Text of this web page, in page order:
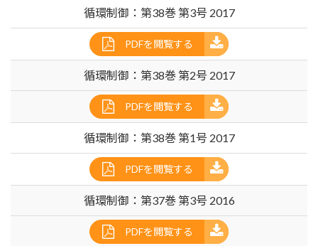
循環制御：第38巻 第3号 2017
PDFを閲覧する
循環制御：第38巻 第2号 2017
PDFを閲覧する
循環制御：第38巻 第1号 2017
PDFを閲覧する
循環制御：第37巻 第3号 2016
PDFを閲覧する